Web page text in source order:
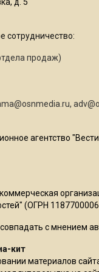
сотрудничество:
продаж)
,
агентство
(ОГРН
с мнением
кит
материалов